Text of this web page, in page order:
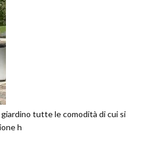
giardino tutte le comodità di cui si
h